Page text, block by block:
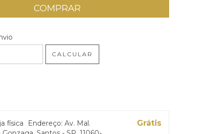
CALCULAR
física
Endereço: Av. Mal.
Grátis